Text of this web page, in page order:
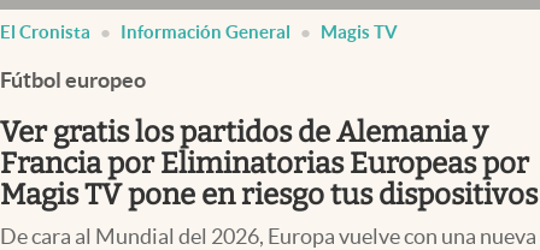
Mercados Online
Negocios
Columnistas
Otras secciones
Apertura
El Cronista Información General Magis TV
Fútbol europeo
Ver gratis los partidos de Alemania y
Francia por Eliminatorias Europeas por
Magis TV pone en riesgo tus dispositivos
De cara al Mundial del 2026, Europa vuelve con una nueva